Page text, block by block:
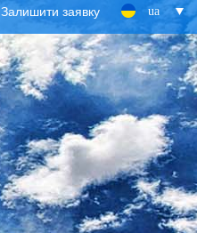
Залишити заявку ua